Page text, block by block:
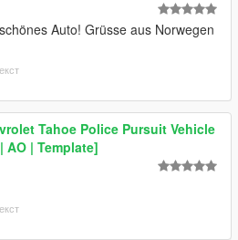
Auto! Grüsse aus Norwegen
Tahoe Police Pursuit Vehicle
AO | Template]